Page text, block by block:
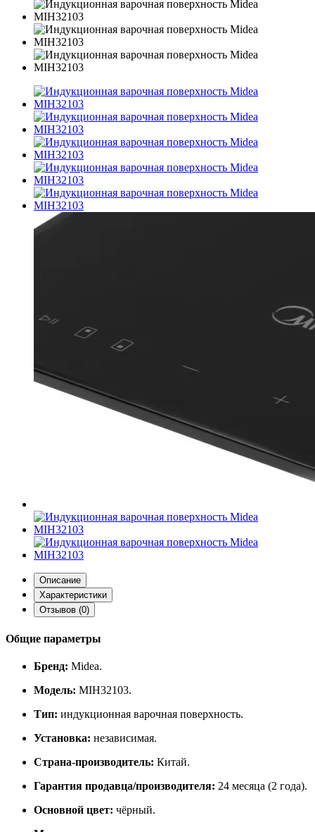
Описание
Характеристики
Отзывов (0)
Общие параметры
Бренд: Midea.
Модель: MIH32103.
Тип: индукционная варочная поверхность.
Установка: независимая.
Страна‑производитель: Китай.
Гарантия продавца/производителя: 24 месяца (2 года).
Основной цвет: чёрный.